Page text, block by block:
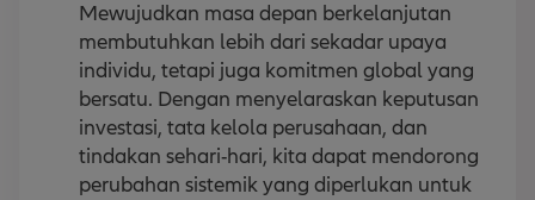
Mewujudkan masa depan berkelanjutan
membutuhkan lebih dari sekadar upaya
individu, tetapi juga komitmen global yang
bersatu. Dengan menyelaraskan keputusan
investasi, tata kelola perusahaan, dan
tindakan sehari-hari, kita dapat mendorong
perubahan sistemik yang diperlukan untuk